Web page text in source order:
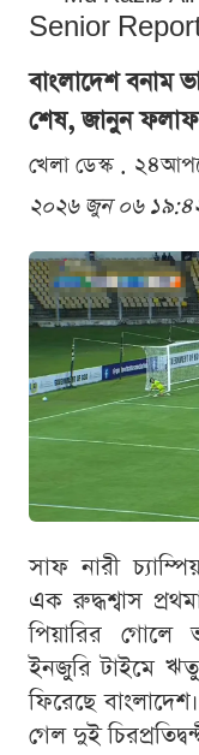
Senior
বাংলাদেশ বনাম
শেষ, জানুন
খেলা ডেস্ক .
২০২৬ জুন ০৬
সাফ নারী
এক রুদ্ধশ্বাস
পিয়ারির গোলে
ইনজুরি টাইমে
ফিরেছে
গেল দুই